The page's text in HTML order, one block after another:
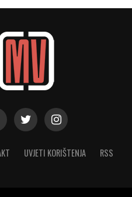
UVJETI KORIŠTENJA RSS